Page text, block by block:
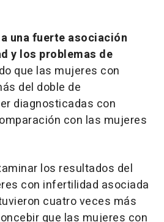
una fuerte asociación
y los problemas de
que las mujeres con
del doble de
diagnosticadas con
con las mujeres
los resultados del
con infertilidad asociada
cuatro veces más
que las mujeres con